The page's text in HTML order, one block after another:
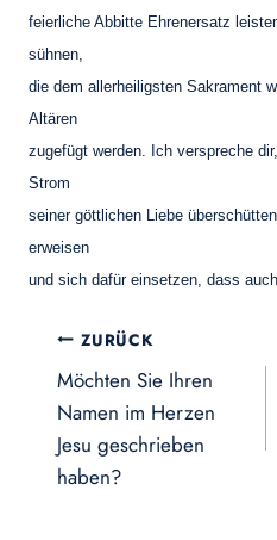
feierliche Abbitte Ehrenersatz
sühnen,
die dem allerheiligsten Sakrament
Altären
zugefügt werden. Ich verspreche
Strom
seiner göttlichen Liebe
erweisen
und sich dafür einsetzen, dass
ZURÜCK
Möchten Sie Ihren
Namen im Herzen
Jesu geschrieben
haben?